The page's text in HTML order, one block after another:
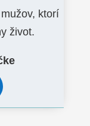
ktorí
život.